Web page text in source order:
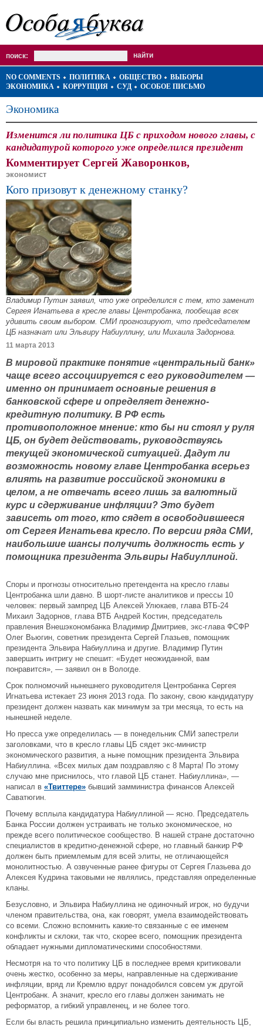
поиск:
NO COMMENTS ПОЛИТИКА ОБЩЕСТВО
ВЫБОРЫ
ЭКОНОМИКА
КОРРУПЦИЯ СУД ОСОБОЕ ПИСЬМО
Экономика
Изменится ли политика ЦБ с приходом нового главы, с
кандидатурой которого уже определился президент
Комментирует Сергей Жаворонков,
экономист
Кого призовут к денежному станку?
Владимир Путин заявил, что уже определился с тем, кто заменит
Сергея Игнатьева в кресле главы Центробанка, пообещав всех
удивить своим выбором. СМИ прогнозируют, что председателем
ЦБ назначат или Эльвиру Набиуллину, или Михаила Задорнова.
11 марта 2013
В мировой практике понятие «центральный банк»
чаще всего ассоциируется с его руководителем —
именно он принимает основные решения в
банковской сфере и определяет денежно-
кредитную политику. В РФ есть
противоположное мнение: кто бы ни стоял у руля
ЦБ, он будет действовать, руководствуясь
текущей экономической ситуацией. Дадут ли
возможность новому главе Центробанка всерьез
влиять на развитие российской экономики в
целом, а не отвечать всего лишь за валютный
курс и сдерживание инфляции? Это будет
зависеть от того, кто сядет в освободившееся
от Сергея Игнатьева кресло. По версии ряда СМИ,
наибольшие шансы получить должность есть у
помощника президента Эльвиры Набиуллиной.
Споры и прогнозы относительно претендента на кресло главы
Центробанка шли давно. В шорт-листе аналитиков и прессы 10
человек: первый зампред ЦБ Алексей Улюкаев, глава ВТБ-24
Михаил Задорнов, глава ВТБ Андрей Костин, председатель
правления Внешэкономбанка Владимир Дмитриев, экс-глава ФСФР
Олег Вьюгин, советник президента Сергей Глазьев, помощник
президента Эльвира Набиуллина и другие. Владимир Путин
завершить интригу не спешит: «Будет неожиданной, вам
понравится», — заявил он в Вологде.
Срок полномочий нынешнего руководителя Центробанка Сергея
Игнатьева истекает 23 июня 2013 года. По закону, свою кандидатуру
президент должен назвать как минимум за три месяца, то есть на
нынешней неделе.
Но пресса уже определилась — в понедельник СМИ запестрели
заголовками, что в кресло главы ЦБ сядет экс-министр
экономического развития, а ныне помощник президента Эльвира
Набиуллина. «Всех милых дам поздравляю с 8 Марта! По этому
случаю мне приснилось, что главой ЦБ станет. Набиуллина», —
написал в «Твиттере» бывший замминистра финансов Алексей
Саватюгин.
Почему всплыла кандидатура Набиуллиной — ясно. Председатель
Банка России должен устраивать не только экономическое, но
прежде всего политическое сообщество. В нашей стране достаточно
специалистов в кредитно-денежной сфере, но главный банкир РФ
должен быть приемлемым для всей элиты, не отличающейся
монолитностью. А озвученные ранее фигуры от Сергея Глазьева до
Алексея Кудрина таковыми не являлись, представляя определенные
кланы.
Безусловно, и Эльвира Набиуллина не одиночный игрок, но будучи
членом правительства, она, как говорят, умела взаимодействовать
со всеми. Сложно вспомнить какие-то связанные с ее именем
конфликты и склоки, так что, скорее всего, помощник президента
обладает нужными дипломатическими способностями.
Несмотря на то что политику ЦБ в последнее время критиковали
очень жестко, особенно за меры, направленные на сдерживание
инфляции, вряд ли Кремлю вдруг понадобился совсем уж другой
Центробанк. А значит, кресло его главы должен занимать не
реформатор, а гибкий управленец, и не более того.
Если бы власть решила принципиально изменить деятельность ЦБ,